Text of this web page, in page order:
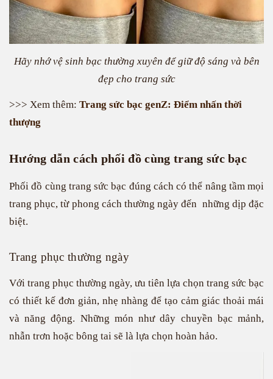
Hãy nhớ vệ sinh bạc thường xuyên để giữ độ sáng và bên
đẹp cho trang sức
>>> Xem thêm: Trang sức bạc genZ: Điểm nhấn thời
thượng
Hướng dẫn cách phối đồ cùng trang sức bạc
Phối đồ cùng trang sức bạc đúng cách có thể nâng tầm mọi
trang phục, từ phong cách thường ngày đến những dịp đặc
biệt.
Trang phục thường ngày
Với trang phục thường ngày, ưu tiên lựa chọn trang sức bạc
có thiết kế đơn giản, nhẹ nhàng để tạo cảm giác thoải mái
và năng động. Những món như dây chuyền bạc mảnh,
nhẫn trơn hoặc bông tai sẽ là lựa chọn hoàn hảo.